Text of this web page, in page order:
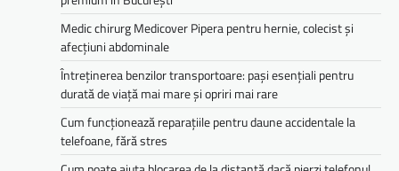
Medic chirurg Medicover Pipera pentru hernie, colecist și
afecțiuni abdominale
Întreținerea benzilor transportoare: pași esențiali pentru
durată de viață mai mare și opriri mai rare
Cum funcționează reparațiile pentru daune accidentale la
telefoane, fără stres